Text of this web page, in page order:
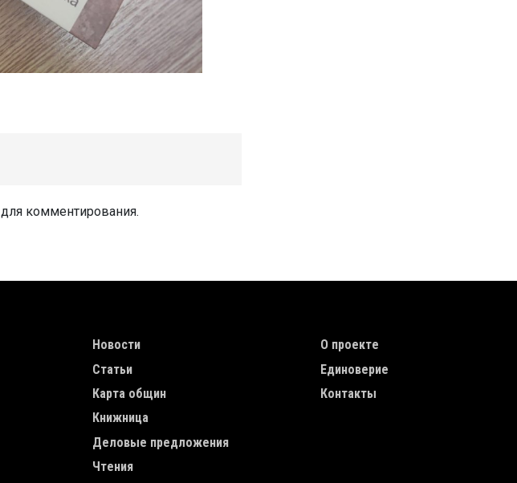
для комментирования.
MAIN NAVIGATION
Новости
Статьи
Карта общин
Книжница
Деловые предложения
Чтения
TOP MENU
О проекте
Единоверие
Контакты